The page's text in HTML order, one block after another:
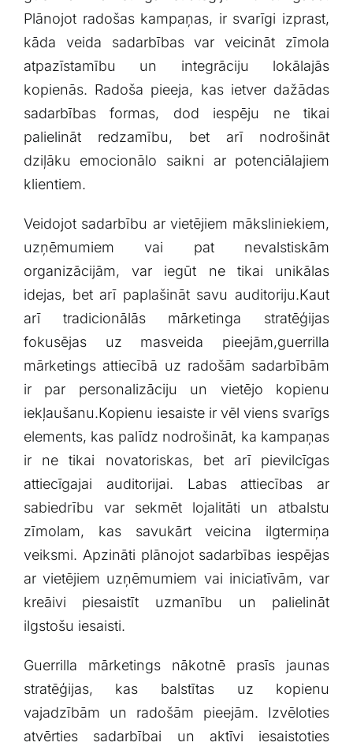
⁢Plānojot radošas kampaņas, ir‌ svarīgi izprast,
⁢kāda veida sadarbības var veicināt zīmola⁢
atpazīstamību un integrāciju lokālajās
kopienās. Radoša pieeja, kas ietver ⁣dažādas
sadarbības⁣ formas, dod ⁢iespēju ne tikai
palielināt redzamību, bet arī ⁣nodrošināt
dziļāku​ emocionālo saikni ar potenciālajiem⁤
klientiem.
Veidojot sadarbību ar vietējiem māksliniekiem,
uzņēmumiem vai pat nevalstiskām
organizācijām, var ⁤iegūt ⁤ne tikai ​unikālas
idejas, bet arī paplašināt savu ⁢auditoriju.Kaut
arī tradicionālās mārketinga stratēģijas​
fokusējas uz masveida pieejām,guerrilla
‌mārketings attiecībā​ uz radošām sadarbībām
ir⁣ par personalizāciju un vietējo kopienu
iekļaušanu.Kopienu‌ iesaiste‌ ir vēl ‍viens svarīgs
‌elements, kas ‍palīdz⁤ nodrošināt, ka kampaņas
ir ne ​tikai novatoriskas, bet arī pievilcīgas⁤
attiecīgajai auditorijai. Labas attiecības ar
sabiedrību​ var sekmēt lojalitāti ⁣un atbalstu
zīmolam, kas savukārt veicina ilgtermiņa
veiksmi. Apzināti plānojot sadarbības iespējas
ar vietējiem ⁢uzņēmumiem‌ vai iniciatīvām, var
kreāivi⁢ piesaistīt uzmanību un palielināt
ilgstošu iesaisti.
Guerrilla mārketings⁣ nākotnē prasīs jaunas
‍stratēģijas, kas balstītas uz kopienu⁤
vajadzībām un radošām pieejām. Izvēloties
atvērties ⁤sadarbībai un aktīvi iesaistoties